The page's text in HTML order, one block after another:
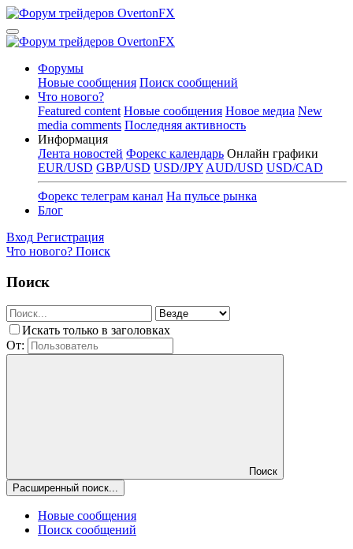
Форумы
Новые сообщения Поиск сообщений
Что нового?
Featured content Новые сообщения Новое медиа New
media comments Последняя активность
Информация
Лента новостей Форекс календарь Онлайн графики
EUR/USD GBP/USD USD/JPY AUD/USD USD/CAD
Форекс телеграм канал На пульсе рынка
Блог
Вход Регистрация
Что нового? Поиск
Поиск
Искать только в заголовках
От:
Поиск
Расширенный поиск...
Новые сообщения
Поиск сообщений